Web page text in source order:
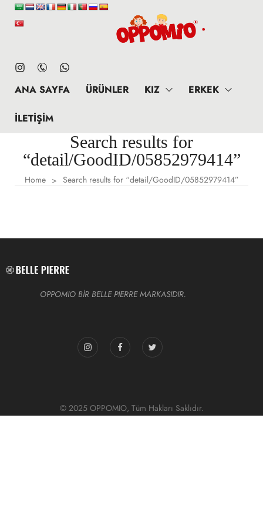
ANA SAYFA ÜRÜNLER KIZ ERKEK
İLETIŞIM
Search results for
“detail/GoodID/05852979414”
Home > Search results for “detail/GoodID/05852979414”
OPPOMIO BİR BELLE PIERRE MARKASIDIR.
© 2025 OPPOMIO, Tüm Hakları Saklıdır.